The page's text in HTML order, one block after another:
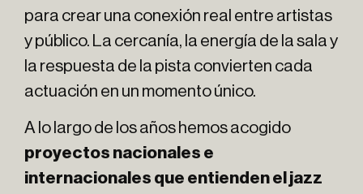
para crear una conexión real entre artistas
y público. La cercanía, la energía de la sala y
la respuesta de la pista convierten cada
actuación en un momento único.
A lo largo de los años hemos acogido
proyectos nacionales e
internacionales que entienden el jazz